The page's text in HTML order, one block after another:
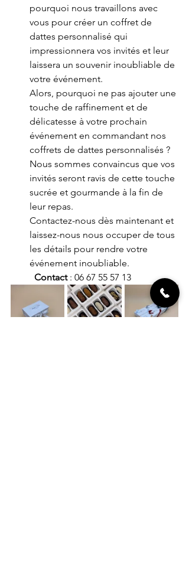
pourquoi nous travaillons avec
vous pour créer un coffret de
dattes personnalisé qui
impressionnera vos invités et leur
laissera un souvenir inoubliable de
votre événement.
Alors, pourquoi ne pas ajouter une
touche de raffinement et de
délicatesse à votre prochain
événement en commandant nos
coffrets de dattes personnalisés ?
Nous sommes convaincus que vos
invités seront ravis de cette touche
sucrée et gourmande à la fin de
leur repas.
Contactez-nous dès maintenant et
laissez-nous nous occuper de tous
les détails pour rendre votre
événement inoubliable.
Contact : 06 67 55 57 13